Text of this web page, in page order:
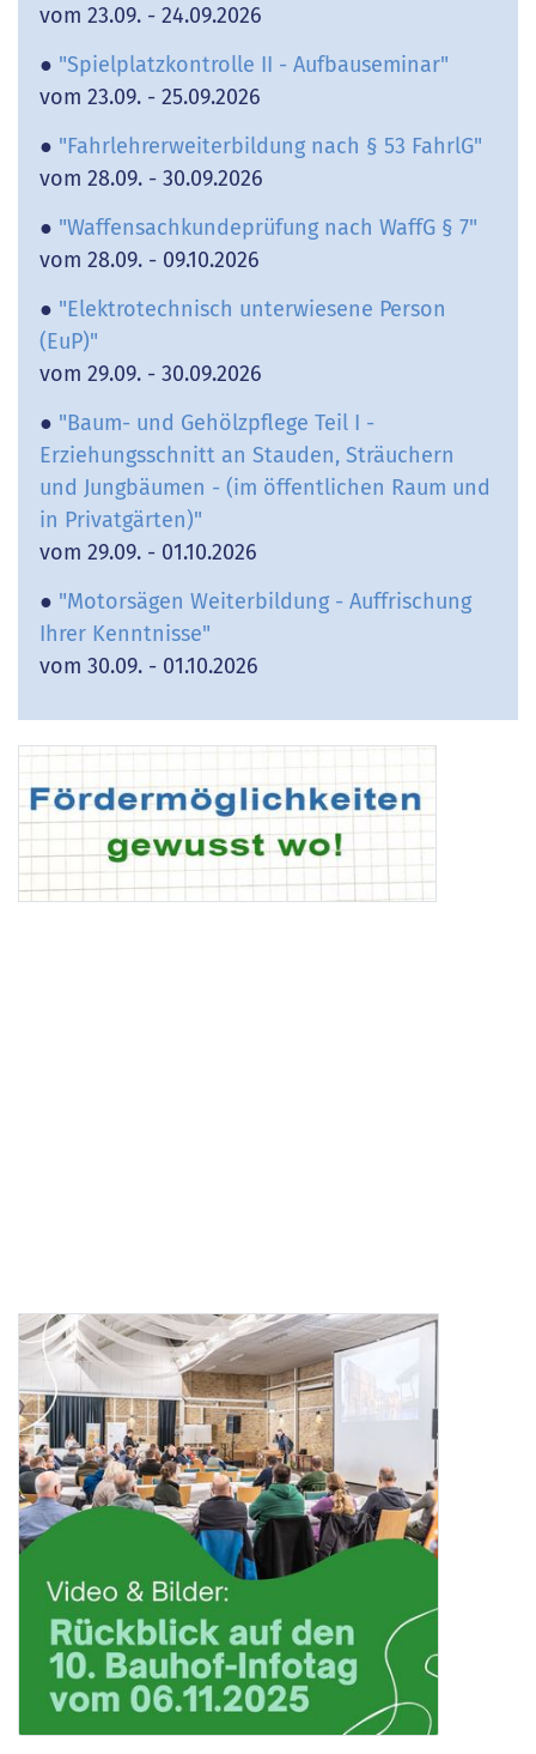
vom 23.09. - 24.09.2026
● "Spielplatzkontrolle II - Aufbauseminar"
vom 23.09. - 25.09.2026
● "Fahrlehrerweiterbildung nach § 53 FahrlG"
vom 28.09. - 30.09.2026
● "Waffensachkundeprüfung nach WaffG § 7"
vom 28.09. - 09.10.2026
● "Elektrotechnisch unterwiesene Person
(EuP)"
vom 29.09. - 30.09.2026
● "Baum- und Gehölzpflege Teil I -
Erziehungsschnitt an Stauden, Sträuchern
und Jungbäumen - (im öffentlichen Raum und
in Privatgärten)"
vom 29.09. - 01.10.2026
● "Motorsägen Weiterbildung - Auffrischung
Ihrer Kenntnisse"
vom 30.09. - 01.10.2026